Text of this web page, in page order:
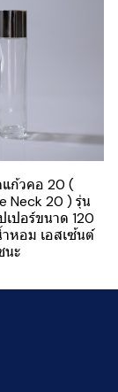
แก้วคอ 20 (
Neck 20 ) รุ่น
ปอร์ขนาด 120
ำหอม เอสเซ้นต์
นะ